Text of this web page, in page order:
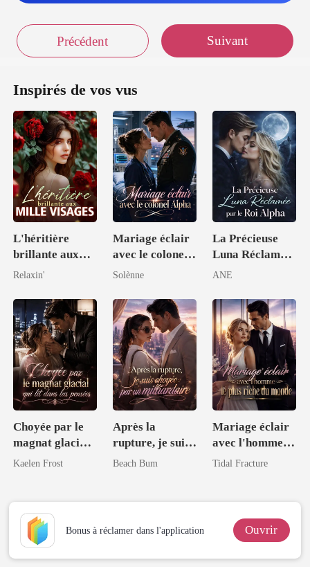
Précédent Suivant
Inspirés de vos vus
L'héritière
brillante aux
mille visages
Relaxin'
Mariage éclair
avec le colonel
Alpha
Solènne
La Précieuse
Luna Réclamée
par le Roi Alpha
ANE
Choyée par le
magnat glacial
qui lit dans les
Kaelen Frost
Après la
rupture, je suis
choyée par un
Beach Bum
Mariage éclair
avec l'homme le
plus riche du
Tidal Fracture
Bonus à réclamer dans l'application Ouvrir